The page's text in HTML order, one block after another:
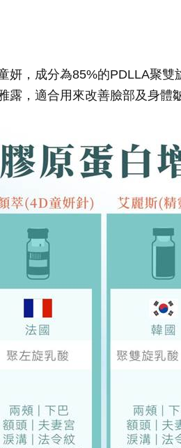
妍，成分為85%的PDLLA聚
露，適合用來改善臉部及身體